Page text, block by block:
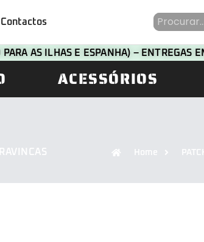
Contactos
PARA AS ILHAS E ESPANHA) –
ACESSÓRIOS
Home